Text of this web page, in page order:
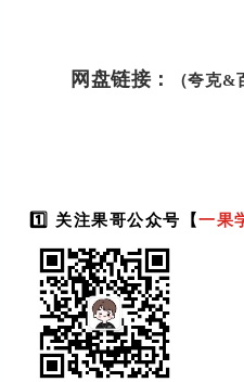
网盘链接： （夸克&
1️⃣ 关注果哥公众号【一果